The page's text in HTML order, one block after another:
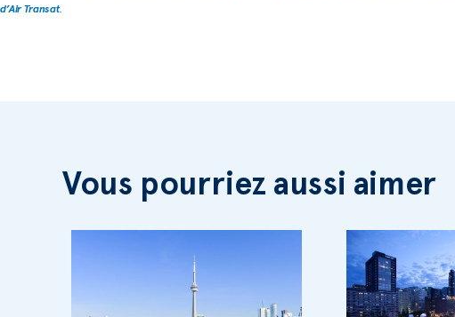
d’Air Transat.
Vous pourriez aussi aimer